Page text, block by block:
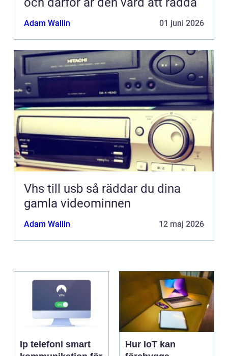
Adam Wallin 01 juni 2026
Vhs till usb så räddar du dina
gamla videominnen
Adam Wallin 12 maj 2026
Ip telefoni smart
Hur IoT kan